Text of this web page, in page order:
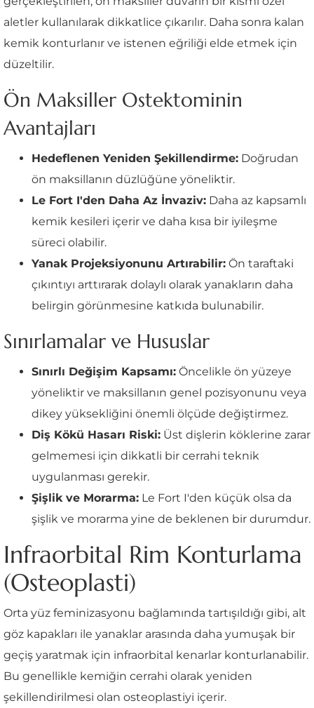
aletler kullanılarak dikkatlice çıkarılır. Daha sonra kalan
kemik konturlanır ve istenen eğriliği elde etmek için
düzeltilir.
Ön Maksiller Ostektominin
Avantajları
Hedeflenen Yeniden Şekillendirme: Doğrudan
ön maksillanın düzlüğüne yöneliktir.
Le Fort I'den Daha Az İnvaziv: Daha az kapsamlı
kemik kesileri içerir ve daha kısa bir iyileşme
süreci olabilir.
Yanak Projeksiyonunu Artırabilir: Ön taraftaki
çıkıntıyı arttırarak dolaylı olarak yanakların daha
belirgin görünmesine katkıda bulunabilir.
Sınırlamalar ve Hususlar
Sınırlı Değişim Kapsamı: Öncelikle ön yüzeye
yöneliktir ve maksillanın genel pozisyonunu veya
dikey yüksekliğini önemli ölçüde değiştirmez.
Diş Kökü Hasarı Riski: Üst dişlerin köklerine zarar
gelmemesi için dikkatli bir cerrahi teknik
uygulanması gerekir.
Şişlik ve Morarma: Le Fort I'den küçük olsa da
şişlik ve morarma yine de beklenen bir durumdur.
Infraorbital Rim Konturlama
(Osteoplasti)
Orta yüz feminizasyonu bağlamında tartışıldığı gibi, alt
göz kapakları ile yanaklar arasında daha yumuşak bir
geçiş yaratmak için infraorbital kenarlar konturlanabilir.
Bu genellikle kemiğin cerrahi olarak yeniden
şekillendirilmesi olan osteoplastiyi içerir.